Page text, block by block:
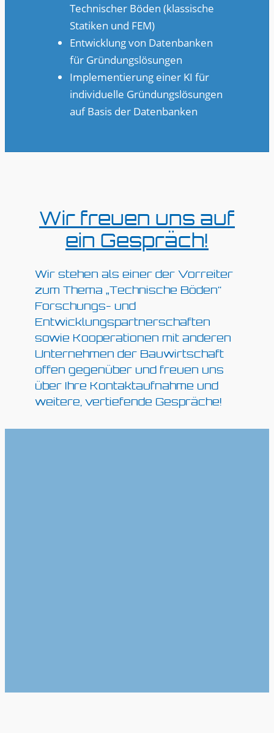
Technischer Böden (klassische
Statiken und FEM)
Entwicklung von Datenbanken
für Gründungslösungen
Implementierung einer KI für
individuelle Gründungslösungen
auf Basis der Datenbanken
Wir freuen uns auf
ein Gespräch!
Wir stehen als einer der Vorreiter
zum Thema „Technische Böden“
Forschungs- und
Entwicklungspartnerschaften
sowie Kooperationen mit anderen
Unternehmen der Bauwirtschaft
offen gegenüber und freuen uns
über Ihre Kontaktaufnahme und
weitere, vertiefende Gespräche!